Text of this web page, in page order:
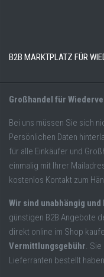
B2B MARKTPLATZ FÜR
Großhandel für
Bei uns müssen Sie sich
Persönlichen Daten
für alle Einkäufer und
einmalig mit Ihrer
kostenlos Kontakt zum
Wir sind unabhängig und
günstigen B2B Angebote
direkt online im Shop
Vermittlungsgebühr. Sie
Lieferranten bestellt